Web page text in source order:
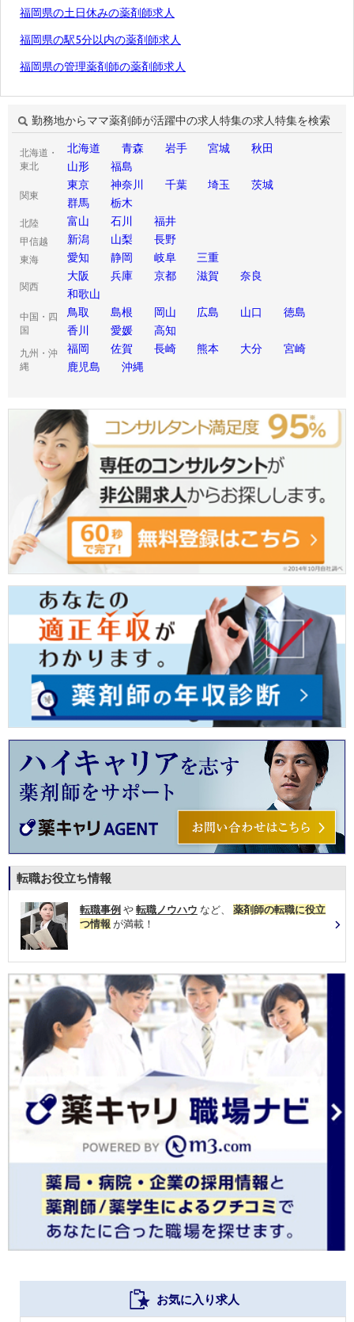
福岡県の土日休みの薬剤師求人
福岡県の駅5分以内の薬剤師求人
福岡県の管理薬剤師の薬剤師求人
勤務地からママ薬剤師が活躍中の求人特集の求人特集を検索
北海道・
東北
北海道 青森 岩手 宮城
秋田
山形
福島
関東
東京 神奈川 千葉 埼玉
茨城
群馬
栃木
北陸 富山 石川 福井
甲信越 新潟 山梨 長野
東海 愛知 静岡 岐阜 三重
関西
大阪 兵庫 京都 滋賀
奈良
和歌山
中国・四
国
鳥取 島根 岡山 広島 山口
徳島
香川
愛媛 高知
九州・沖
縄
福岡 佐賀 長崎 熊本 大分
宮崎
鹿児島
沖縄
転職お役立ち情報
転職事例 や 転職ノウハウ など、 薬剤師の転職に役立
つ情報 が満載！
お気に入り求人